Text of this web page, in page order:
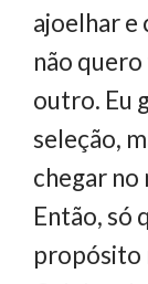
ajoelhar e
não
outro. Eu
seleção,
chegar no
Então, só
propósito